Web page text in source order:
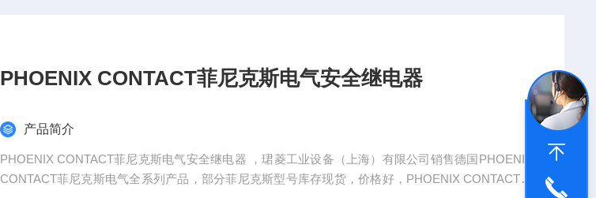
PHOENIX CONTACT菲尼克斯电气安全继电器
产品简介
PHOENIX CONTACT菲尼克斯电气安全继电器 ，珺菱工业设备（上海）有限公司销售德国PHOENIX
CONTACT菲尼克斯电气全系列产品，部分菲尼克斯型号库存现货，价格好，PHOENIX CONTACT菲